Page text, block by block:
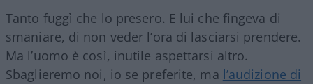
Tanto fuggì che lo presero. E lui che fingeva di
smaniare, di non veder l’ora di lasciarsi prendere.
Ma l’uomo è così, inutile aspettarsi altro.
Sbaglieremo noi, io se preferite, ma l’audizione di